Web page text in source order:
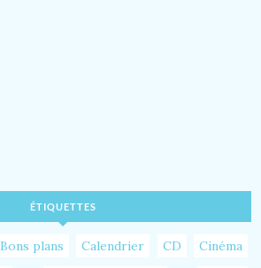
ÉTIQUETTES
Bons plans Calendrier CD
Cinéma